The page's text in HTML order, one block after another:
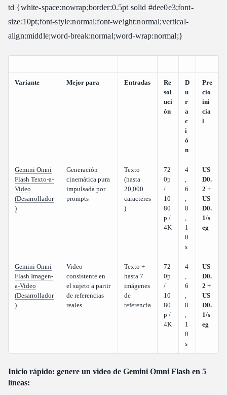
td {white-space:nowrap;border:0.5pt solid #dee0e3;font-
size:10pt;font-style:normal;font-weight:normal;vertical-
align:middle;word-break:normal;word-wrap:normal;}
Variante Mejor para Entradas
Re
sol
uci
ón
D
u
r
a
c
i
ó
n
Pre
cio
ini
cia
l
Gemini Omni
Flash Texto-a-
Video
(Desarrollador
)
Generación
cinemática pura
impulsada por
prompts
Texto
(hasta
20,000
caracteres
)
72
0p
/
10
80
p /
4K
4
6
8
1
0
s
US
D0.
2 +
US
D0.
1/s
eg
Gemini Omni
Flash Imagen-
a-Video
(Desarrollador
)
Video
consistente en
el sujeto a partir
de referencias
reales
Texto +
hasta 7
imágenes
de
referencia
72
0p
/
10
80
p /
4K
4
6
8
1
0
s
US
D0.
2 +
US
D0.
1/s
eg
Inicio rápido: genere un video de Gemini Omni Flash en 5
líneas: